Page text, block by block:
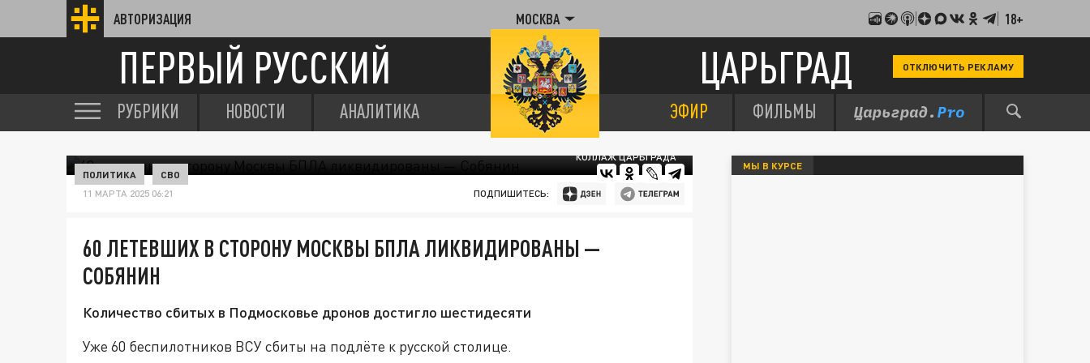
АВТОРИЗАЦИЯ МОСКВА 18+
ПЕРВЫЙ РУССКИЙ ЦАРЬГРАД ОТКЛЮЧИТЬ РЕКЛАМУ
РУБРИКИ НОВОСТИ АНАЛИТИКА ЭФИР ФИЛЬМЫ
КОЛЛАЖ ЦАРЬГРАДА
ПОЛИТИКА СВО
11 МАРТА 2025 06:21 ПОДПИШИТЕСЬ:
60 ЛЕТЕВШИХ В СТОРОНУ МОСКВЫ БПЛА ЛИКВИДИРОВАНЫ —
СОБЯНИН
Количество сбитых в Подмосковье дронов достигло шестидесяти
Уже 60 беспилотников ВСУ сбиты на подлёте к русской столице.
МЫ В КУРСЕ